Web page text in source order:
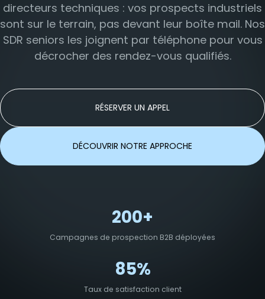
directeurs techniques : vos prospects industriels
sont sur le terrain, pas devant leur boîte mail. Nos
SDR seniors les joignent par téléphone pour vous
décrocher des rendez-vous qualifiés.
RÉSERVER UN APPEL
DÉCOUVRIR NOTRE APPROCHE
200+
Campagnes de prospection B2B déployées
85%
Taux de satisfaction client